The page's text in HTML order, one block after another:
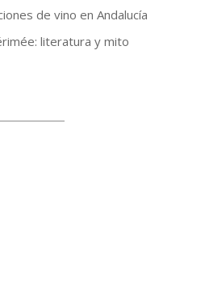
de vino en Andalucía
literatura y mito